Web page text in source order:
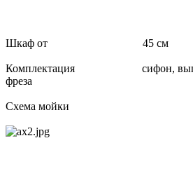
Шкаф от 45 см
Комплектация сифон, выпуск
фреза
Схема мойки